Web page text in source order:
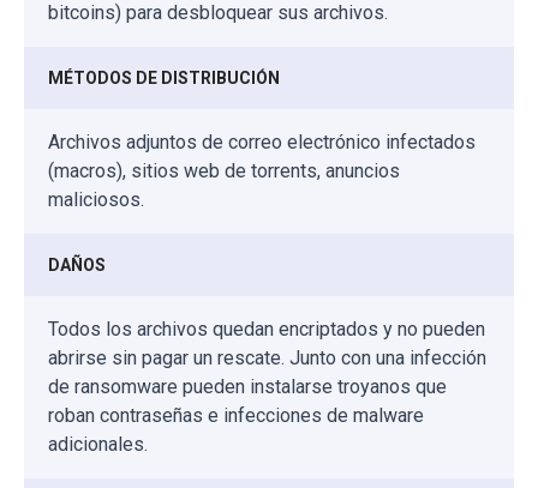
bitcoins) para desbloquear sus archivos.
MÉTODOS DE DISTRIBUCIÓN
Archivos adjuntos de correo electrónico infectados
(macros), sitios web de torrents, anuncios
maliciosos.
DAÑOS
Todos los archivos quedan encriptados y no pueden
abrirse sin pagar un rescate. Junto con una infección
de ransomware pueden instalarse troyanos que
roban contraseñas e infecciones de malware
adicionales.